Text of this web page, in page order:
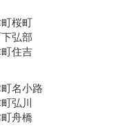
桜町
弘部
住吉
名小路
弘川
舟橋